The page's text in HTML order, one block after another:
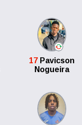
17Pavicson
Nogueira